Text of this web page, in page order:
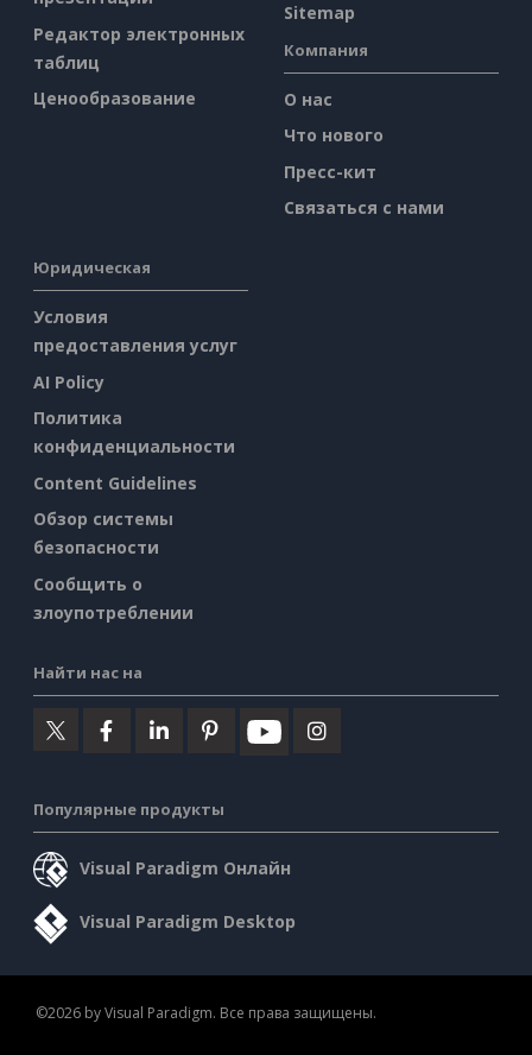
Редактор электронных
таблиц
Ценообразование
Sitemap
Компания
О нас
Что нового
Пресс-кит
Связаться с нами
Юридическая
Условия
предоставления услуг
AI Policy
Политика
конфиденциальности
Content Guidelines
Обзор системы
безопасности
Сообщить о
злоупотреблении
Найти нас на
Популярные продукты
Visual Paradigm Онлайн
Visual Paradigm Desktop
©2026 by Visual Paradigm. Все права защищены.